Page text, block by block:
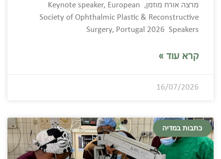
מרצה אורח מוזמן, Keynote speaker, European
Society of Ophthalmic Plastic & Reconstructive
Surgery, Portugal 2026 Speakers
קרא עוד »
16/07/2026
כתבות במדיה